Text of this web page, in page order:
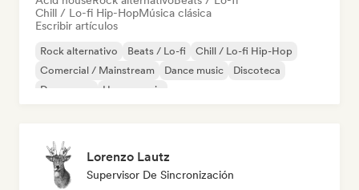
Chill / Lo-fi Hip-HopMúsica clásica
Escribir artículos
Rock alternativo Beats / Lo-fi
Chill / Lo-fi Hip-Hop
Comercial / Mainstream
Dance music
Discoteca
Dream pop
House music
Lorenzo Lautz
Supervisor De Sincronización